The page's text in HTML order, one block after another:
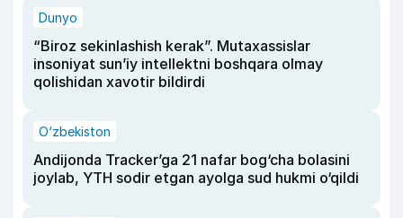
Dunyo
“Biroz sekinlashish kerak”. Mutaxassislar
insoniyat sun’iy intellektni boshqara olmay
qolishidan xavotir bildirdi
O‘zbekiston
Andijonda Tracker’ga 21 nafar bog‘cha bolasini
joylab, YTH sodir etgan ayolga sud hukmi o‘qildi